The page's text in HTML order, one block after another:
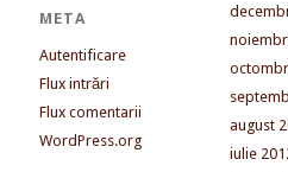
META
Autentificare
Flux intrări
Flux comentarii
WordPress.org
august
iulie